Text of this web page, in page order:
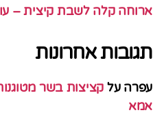
ארוחה קלה לשבת קיצית –
תגובות אחרונות
עפרה על קציצות בשר
אמא